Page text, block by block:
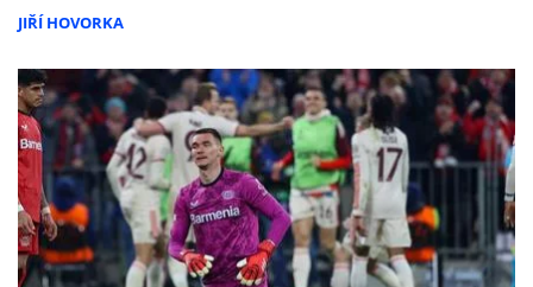
JIŘÍ HOVORKA